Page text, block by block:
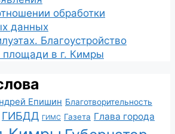
обработки
данных
Благоустройство
площади в г. Кимры
Епишин Благотворительность
ГИБДД ГИМС Газета Глава города